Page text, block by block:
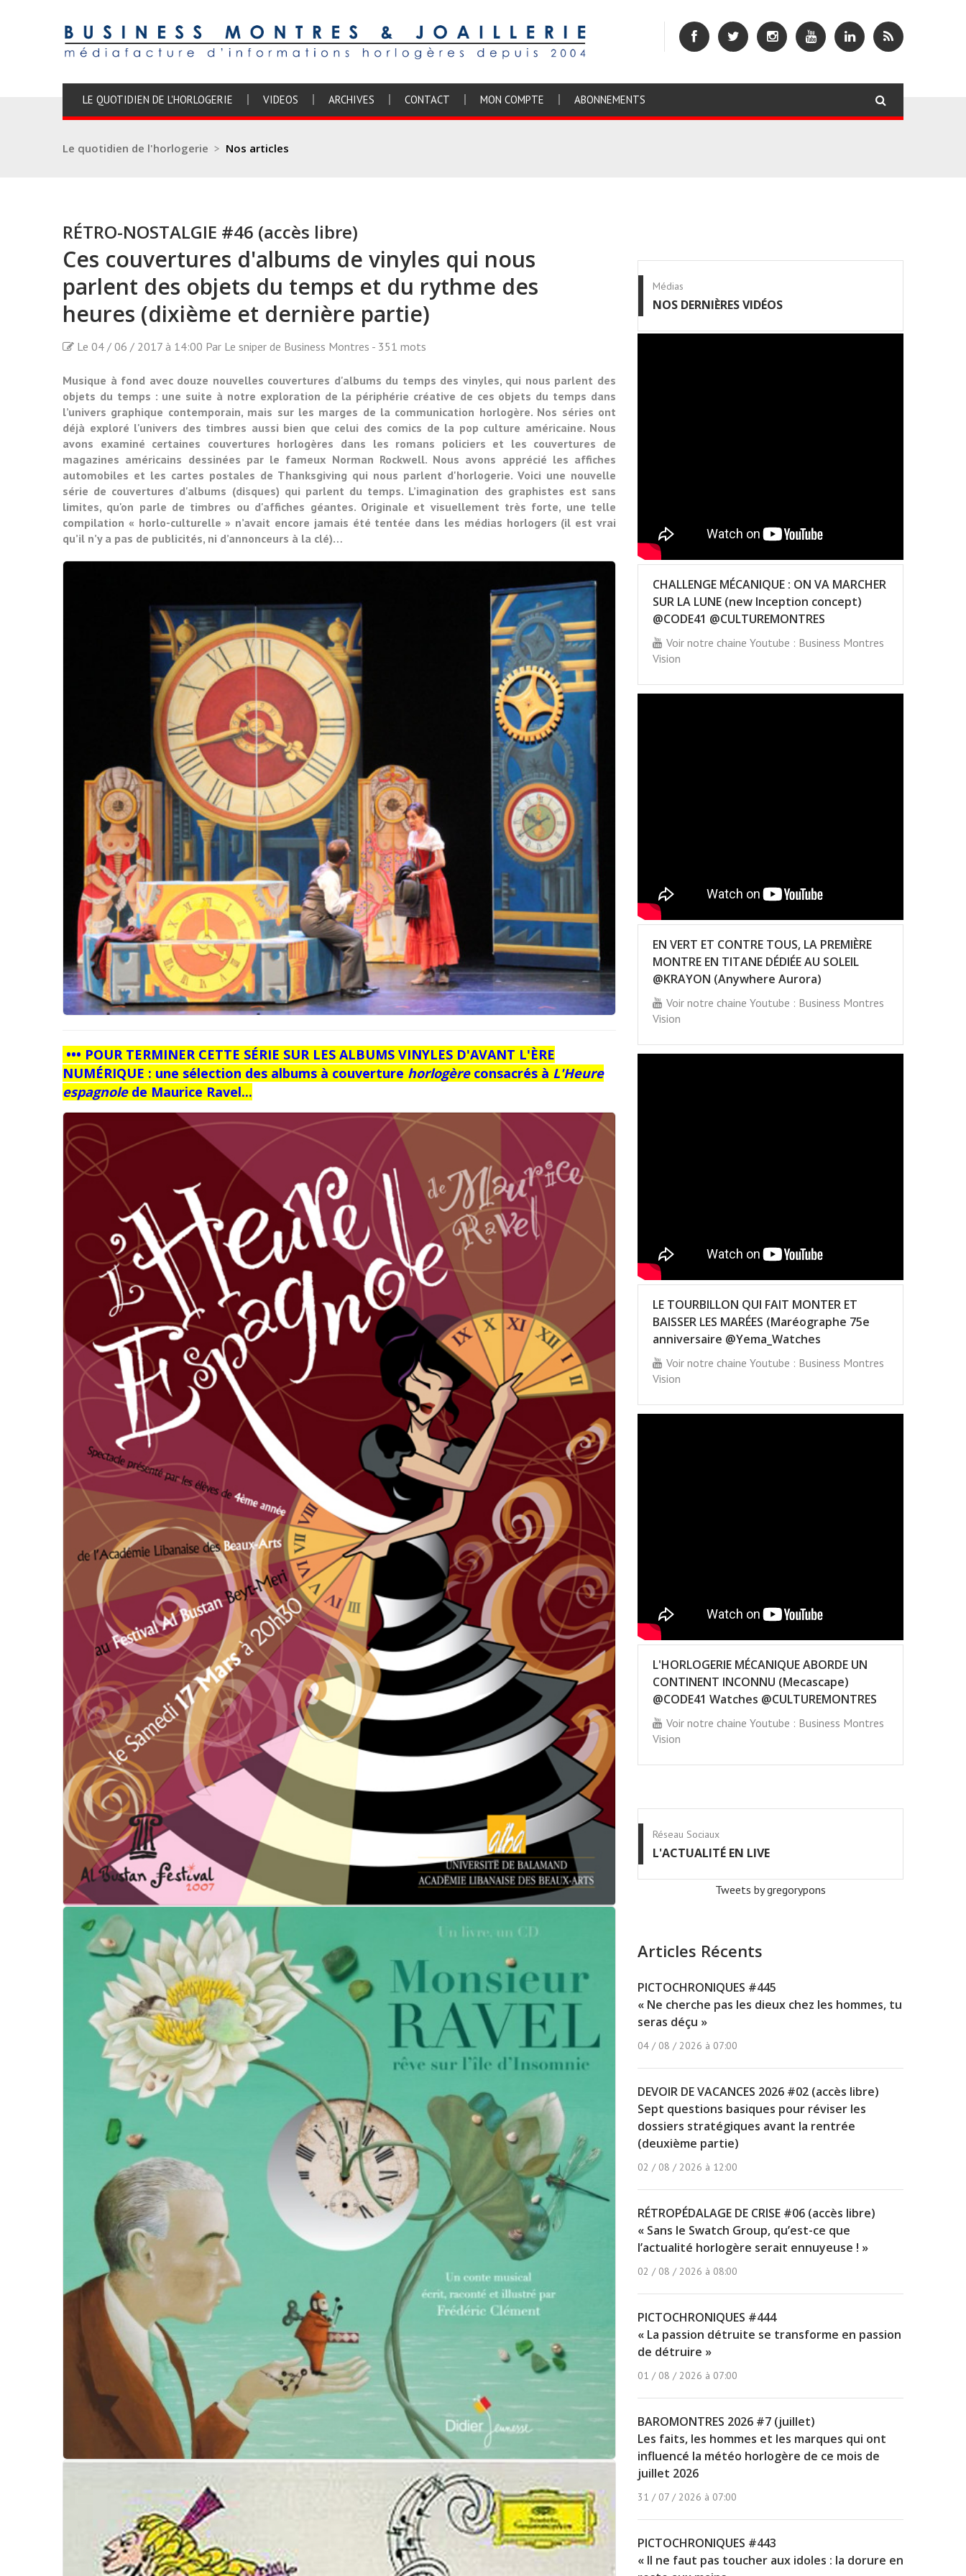
LE QUOTIDIEN DE L'HORLOGERIE VIDEOS ARCHIVES CONTACT MON COMPTE ABONNEMENTS
Le quotidien de l'horlogerie > Nos articles
RÉTRO-NOSTALGIE #46 (accès libre)
Ces couvertures d'albums de vinyles qui nous
parlent des objets du temps et du rythme des
heures (dixième et dernière partie)
Le 04 / 06 / 2017 à 14:00 Par Le sniper de Business Montres - 351 mots
Musique à fond avec douze nouvelles couvertures d'albums du temps des vinyles, qui nous parlent des
objets du temps : une suite à notre exploration de la périphérie créative de ces objets du temps dans
l’univers graphique contemporain, mais sur les marges de la communication horlogère. Nos séries ont
déjà exploré l'univers des timbres aussi bien que celui des comics de la pop culture américaine. Nous
avons examiné certaines couvertures horlogères dans les romans policiers et les couvertures de
magazines américains dessinées par le fameux Norman Rockwell. Nous avons apprécié les affiches
automobiles et les cartes postales de Thanksgiving qui nous parlent d'horlogerie. Voici une nouvelle
série de couvertures d'albums (disques) qui parlent du temps. L’imagination des graphistes est sans
limites, qu'on parle de timbres ou d'affiches géantes. Originale et visuellement très forte, une telle
compilation « horlo-culturelle » n’avait encore jamais été tentée dans les médias horlogers (il est vrai
qu’il n’y a pas de publicités, ni d’annonceurs à la clé)…
••• POUR TERMINER CETTE SÉRIE SUR LES ALBUMS VINYLES D'AVANT L'ÈRE
NUMÉRIQUE : une sélection des albums à couverture horlogèreconsacrés à L'Heure
espagnolede Maurice Ravel...
Médias
NOS DERNIÈRES VIDÉOS
CHALLENGE MÉCANIQUE : ON VA MARCHER
SUR LA LUNE (new Inception concept)
@CODE41 @CULTUREMONTRES
Voir notre chaine Youtube : Business Montres
Vision
EN VERT ET CONTRE TOUS, LA PREMIÈRE
MONTRE EN TITANE DÉDIÉE AU SOLEIL
@KRAYON (Anywhere Aurora)
Voir notre chaine Youtube : Business Montres
Vision
LE TOURBILLON QUI FAIT MONTER ET
BAISSER LES MARÉES (Maréographe 75e
anniversaire @Yema_Watches
Voir notre chaine Youtube : Business Montres
Vision
L'HORLOGERIE MÉCANIQUE ABORDE UN
CONTINENT INCONNU (Mecascape)
@CODE41 Watches @CULTUREMONTRES
Voir notre chaine Youtube : Business Montres
Vision
Réseau Sociaux
L'ACTUALITÉ EN LIVE
Tweets by gregorypons
Articles Récents
PICTOCHRONIQUES #445
« Ne cherche pas les dieux chez les hommes, tu
seras déçu »
04 / 08 / 2026 à 07:00
DEVOIR DE VACANCES 2026 #02 (accès libre)
Sept questions basiques pour réviser les
dossiers stratégiques avant la rentrée
(deuxième partie)
02 / 08 / 2026 à 12:00
RÉTROPÉDALAGE DE CRISE #06 (accès libre)
« Sans le Swatch Group, qu’est-ce que
l’actualité horlogère serait ennuyeuse ! »
02 / 08 / 2026 à 08:00
PICTOCHRONIQUES #444
« La passion détruite se transforme en passion
de détruire »
01 / 08 / 2026 à 07:00
BAROMONTRES 2026 #7 (juillet)
Les faits, les hommes et les marques qui ont
influencé la météo horlogère de ce mois de
juillet 2026
31 / 07 / 2026 à 07:00
PICTOCHRONIQUES #443
« Il ne faut pas toucher aux idoles : la dorure en